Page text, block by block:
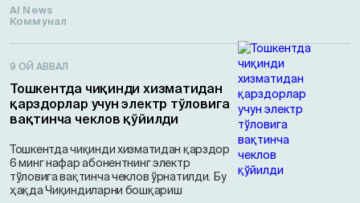
AI News
Коммунал
9 ОЙ АВВАЛ
Тошкентда чиқинди хизматидан
қарздорлар учун электр тўловига
вақтинча чеклов қўйилди
Тошкентда чиқинди хизматидан қарздор
6 минг нафар абонентнинг электр
тўловига вақтинча чеклов ўрнатилди. Бу
ҳақда Чиқиндиларни бошқариш